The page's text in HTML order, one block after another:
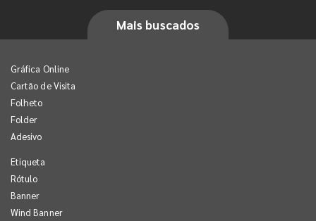
Mais buscados
Gráfica Online
Cartão de Visita
Folheto
Folder
Adesivo
Etiqueta
Rótulo
Banner
Wind Banner